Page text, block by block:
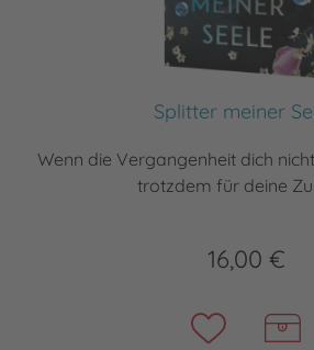
Splitter meiner
Wenn die Vergangenheit dich
trotzdem für deine
16,00 €